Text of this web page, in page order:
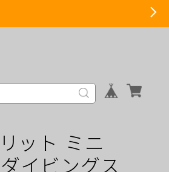
ット ミニ